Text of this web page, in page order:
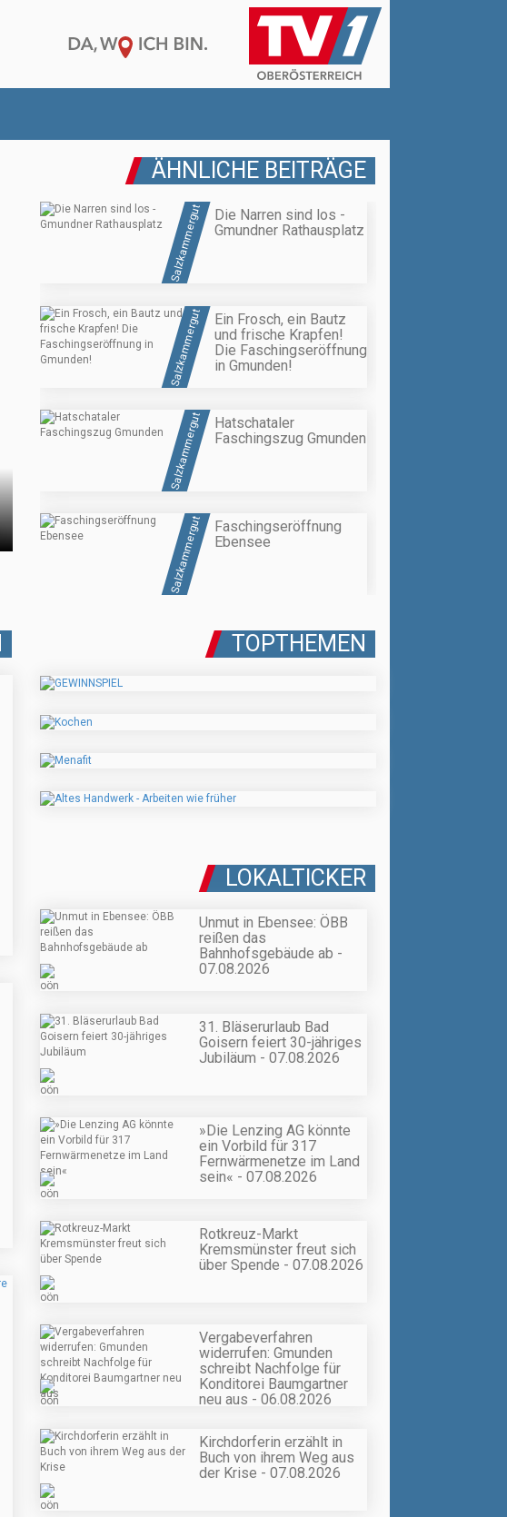
ÄHNLICHE BEITRÄGE
Salzkammergut
Die Narren sind los -
Gmundner Rathausplatz
Salzkammergut
Ein Frosch, ein Bautz
und frische Krapfen!
Die Faschingseröffnung
in Gmunden!
Salzkammergut
Hatschataler
Faschingszug Gmunden
Salzkammergut
Faschingseröffnung
Ebensee
TOPTHEMEN
LOKALTICKER
Unmut in Ebensee: ÖBB
reißen das
Bahnhofsgebäude ab -
07.08.2026
31. Bläserurlaub Bad
Goisern feiert 30-jähriges
Jubiläum - 07.08.2026
»Die Lenzing AG könnte
ein Vorbild für 317
Fernwärmenetze im Land
sein« - 07.08.2026
Rotkreuz-Markt
Kremsmünster freut sich
über Spende - 07.08.2026
Vergabeverfahren
widerrufen: Gmunden
schreibt Nachfolge für
Konditorei Baumgartner
neu aus - 06.08.2026
Kirchdorferin erzählt in
Buch von ihrem Weg aus
der Krise - 07.08.2026